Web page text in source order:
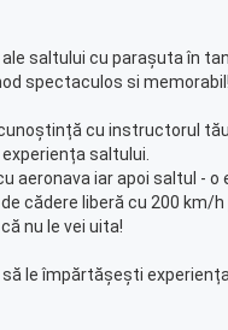
saltului cu parașuta în
spectaculos si memorabil!
cu instructorul
saltului.
aeronava iar apoi saltul -
cădere liberă cu 200 km/
nu le vei uita!
le împărtășești experiența.